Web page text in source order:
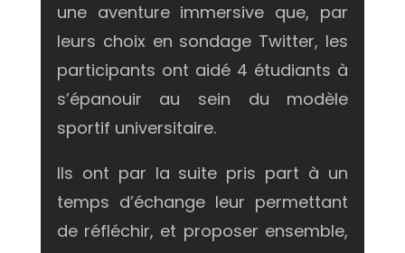
une aventure immersive que, par
leurs choix en sondage Twitter, les
participants ont aidé 4 étudiants à
s’épanouir au sein du modèle
sportif universitaire.
Ils ont par la suite pris part à un
temps d’échange leur permettant
de réfléchir, et proposer ensemble,